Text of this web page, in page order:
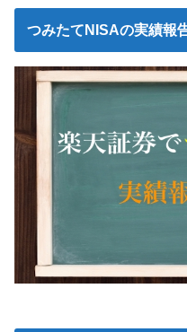
つみたてNISAの実績報